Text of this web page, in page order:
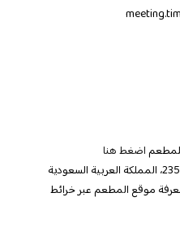
اضغط هنا
موقع المطعم عبر خرائط